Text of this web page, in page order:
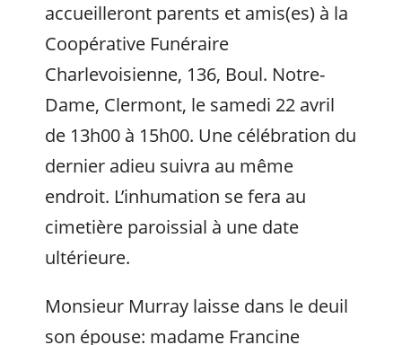
accueilleront parents et amis(es) à la
Coopérative Funéraire
Charlevoisienne, 136, Boul. Notre-
Dame, Clermont, le samedi 22 avril
de 13h00 à 15h00. Une célébration du
dernier adieu suivra au même
endroit. L’inhumation se fera au
cimetière paroissial à une date
ultérieure.
Monsieur Murray laisse dans le deuil
son épouse: madame Francine